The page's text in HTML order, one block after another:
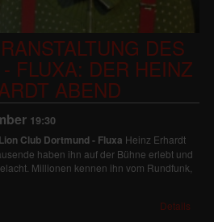
DES
FLUXA: DER HEINZ
ABEND
19:30
Club Dortmund - Fluxa Heinz Erhardt
haben ihn auf der Bühne erlebt und
Millionen kennen ihn vom Rundfunk,
Details